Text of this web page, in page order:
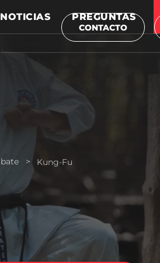
CONTACTO
NOTICIAS PREGUNTAS
> Kung-Fu